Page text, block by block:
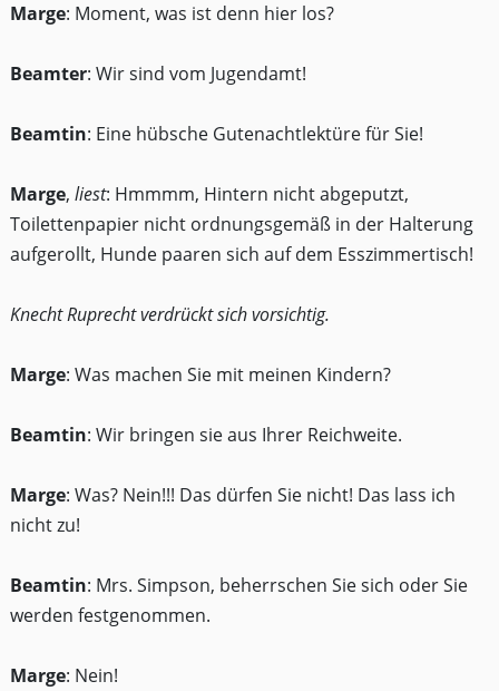
Marge: Moment, was ist denn hier los?
Beamter: Wir sind vom Jugendamt!
Beamtin: Eine hübsche Gutenachtlektüre für Sie!
Marge, liest: Hmmmm, Hintern nicht abgeputzt,
Toilettenpapier nicht ordnungsgemäß in der Halterung
aufgerollt, Hunde paaren sich auf dem Esszimmertisch!
Knecht Ruprecht verdrückt sich vorsichtig.
Marge: Was machen Sie mit meinen Kindern?
Beamtin: Wir bringen sie aus Ihrer Reichweite.
Marge: Was? Nein!!! Das dürfen Sie nicht! Das lass ich
nicht zu!
Beamtin: Mrs. Simpson, beherrschen Sie sich oder Sie
werden festgenommen.
Marge: Nein!